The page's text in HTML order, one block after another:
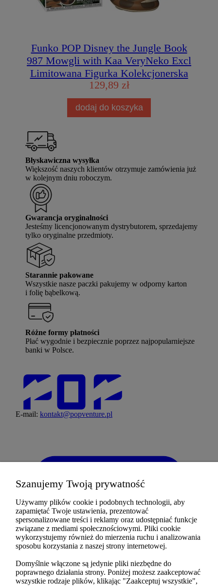
Funko POP Disney the Jungle Book
987 Mowgli with Kaa VeryNeko Excl
Limitowana Figurka Kolekcjonerska
129,89 zł
dodaj do koszyka
Błyskawiczna wysyłka
Większość naszych klientów otrzymuje zamówienia już
w kolejnym dniu roboczym.
Gwarancja oryginalności
Jesteśmy licencjonowanym dystrybutorem, sprzedajemy
tylko oryginalne przedmioty.
Starannie pakowane
Wszystkie nasze paczki pakujemy w odporny karton
i folię bąbelkową.
Różne formy płatności
Płać wygodnie i bezpiecznie poprzez najpopularniejsze
banki w Polsce.
E-mail: kontakt@popventure.pl
Szanujemy Twoją prywatność
Używamy plików cookie i podobnych technologii, aby
zapamiętać Twoje ustawienia, prezentować
spersonalizowane treści i reklamy oraz udostępniać funkcje
związane z mediami społecznościowymi. Pliki cookie
wykorzystujemy również do mierzenia ruchu i analizowania
sposobu korzystania z naszej strony internetowej.
Domyślnie włączone są jedynie pliki niezbędne do
poprawnego działania strony. Poniżej możesz zaakceptować
wszystkie rodzaje plików, klikając "Zaakceptuj wszystkie",